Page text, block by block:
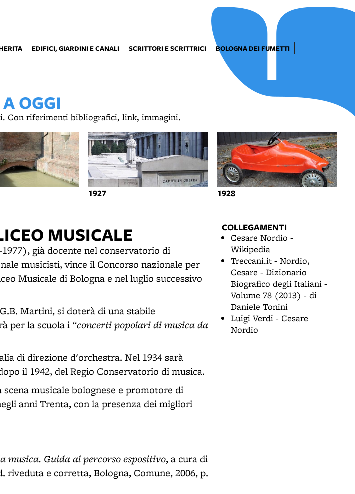
EDIFICI, GIARDINI E CANALI SCRITTORI E SCRITTRICI
BOLOGNA DEI FUMETTI
OGGI
Con riferimenti bibliografici, link, immagini.
1927 1928
MUSICALE
già docente nel conservatorio di
musicisti, vince il Concorso nazionale per
Musicale di Bologna e nel luglio successivo
Martini, si doterà di una stabile
per la scuola i “concerti popolari di musica da
di direzione d'orchestra. Nel 1934 sarà
il 1942, del Regio Conservatorio di musica.
musicale bolognese e promotore di
anni Trenta, con la presenza dei migliori
musica. Guida al percorso espositivo, a cura di
riveduta e corretta, Bologna, Comune, 2006, p.
COLLEGAMENTI
Cesare Nordio -
Wikipedia
Treccani.it - Nordio,
Cesare - Dizionario
Biografico degli Italiani -
Volume 78 (2013) - di
Daniele Tonini
Luigi Verdi - Cesare
Nordio